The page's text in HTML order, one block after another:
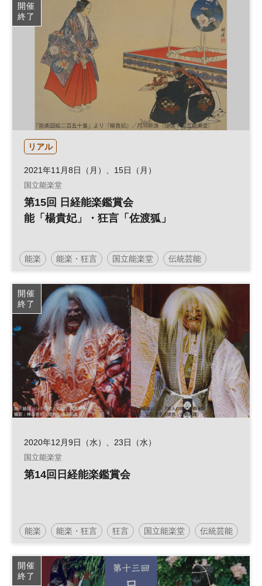
開催
終了
リアル
2021年11月8日（月）、15日（月）
国立能楽堂
第15回 日経能楽鑑賞会
能「楊貴妃」・狂言「佐渡狐」
能楽 能楽・狂言 国立能楽堂 伝統芸能
開催
終了
2020年12月9日（水）、23日（水）
国立能楽堂
第14回日経能楽鑑賞会
能楽 能楽・狂言 狂言 国立能楽堂 伝統芸能
開催
終了